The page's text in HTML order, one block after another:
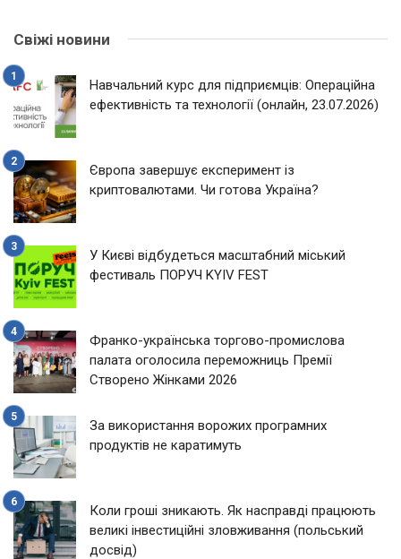
Свіжі новини
Навчальний курс для підприємців: Операційна
ефективність та технології (онлайн, 23.07.2026)
Європа завершує експеримент із
криптовалютами. Чи готова Україна?
У Києві відбудеться масштабний міський
фестиваль ПОРУЧ KYIV FEST
Франко-українська торгово-промислова
палата оголосила переможниць Премії
Створено Жінками 2026
За використання ворожих програмних
продуктів не каратимуть
Коли гроші зникають. Як насправді працюють
великі інвестиційні зловживання (польський
досвід)